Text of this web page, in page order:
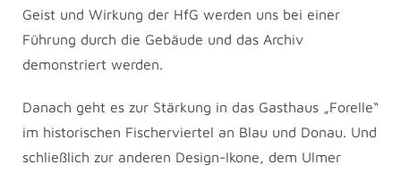
Geist und Wirkung der HfG werden uns bei einer
Führung durch die Gebäude und das Archiv
demonstriert werden.
Danach geht es zur Stärkung in das Gasthaus „Forelle“
im historischen Fischerviertel an Blau und Donau. Und
schließlich zur anderen Design-Ikone, dem Ulmer